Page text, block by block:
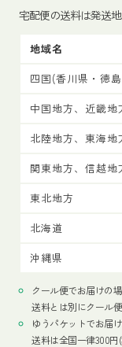
宅配便の送料は発送
地域名
四国(香川県・徳
中国地方、近畿地
北陸地方、東海地
関東地方、信越地
東北地方
北海道
沖縄県
クール便でお届けの
送料とは別にクール
ゆうパケットでお届
送料は全国一律300円(